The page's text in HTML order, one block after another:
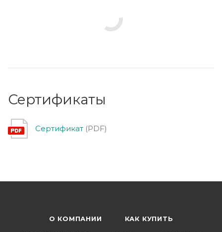
Сертификаты
Сертификат (PDF)
О КОМПАНИИ КАК КУПИТЬ